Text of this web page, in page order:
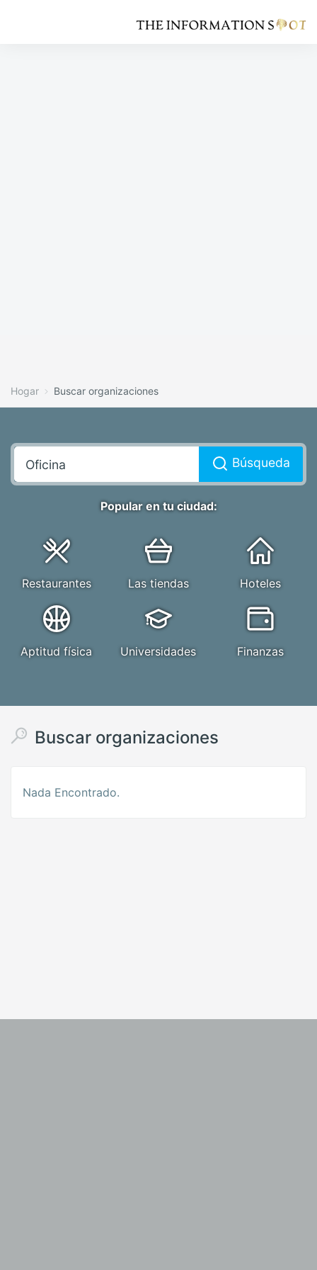
Hogar Buscar organizaciones
Búsqueda
Popular en tu ciudad:
Restaurantes Las tiendas Hoteles
Aptitud física Universidades Finanzas
Buscar organizaciones
Nada Encontrado.